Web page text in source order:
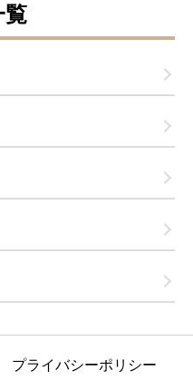
覧
プライバシーポリシー